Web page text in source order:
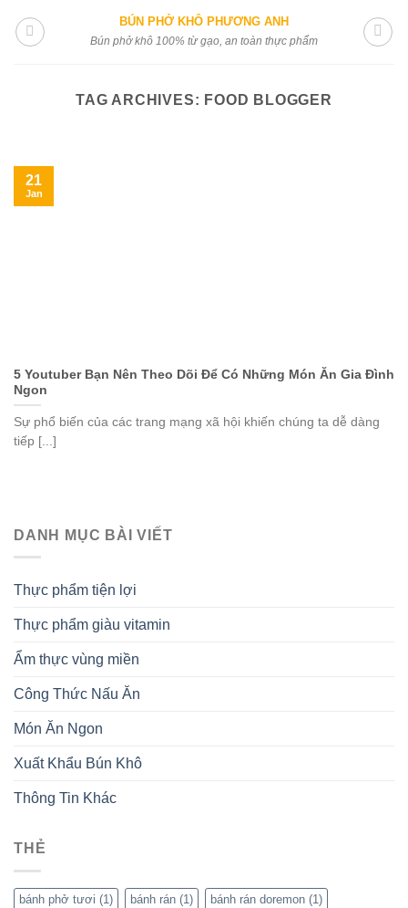
BÚN PHỞ KHÔ PHƯƠNG ANH
Bún phở khô 100% từ gạo, an toàn thực phẩm
TAG ARCHIVES: FOOD BLOGGER
5 Youtuber Bạn Nên Theo Dõi Để Có Những Món Ăn Gia Đình
Ngon
Sự phổ biến của các trang mạng xã hội khiến chúng ta dễ dàng
tiếp [...]
21
Jan
DANH MỤC BÀI VIẾT
Thực phẩm tiện lợi
Thực phẩm giàu vitamin
Ẩm thực vùng miền
Công Thức Nấu Ăn
Món Ăn Ngon
Xuất Khẩu Bún Khô
Thông Tin Khác
THẺ
bánh phở tươi (1) bánh rán (1) bánh rán doremon (1)